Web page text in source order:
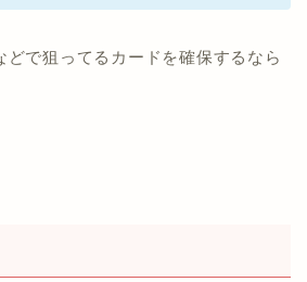
どで狙ってるカードを確保するなら